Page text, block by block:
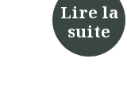
Lire la
suite